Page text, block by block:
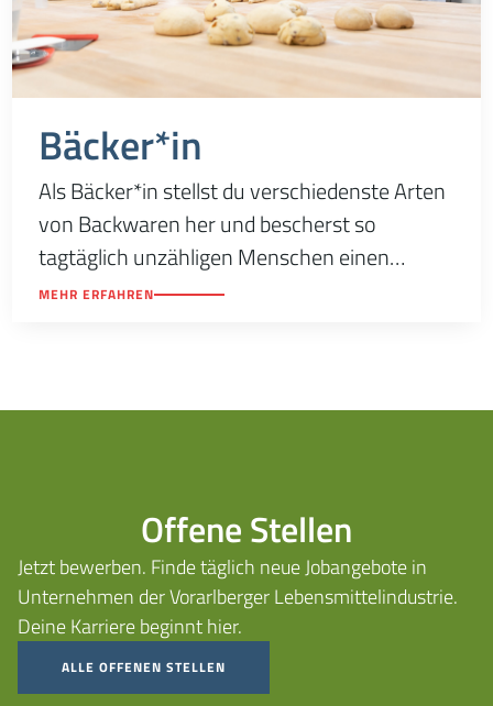
Bäcker*in
Als Bäcker*in stellst du verschiedenste Arten
von Backwaren her und bescherst so
tagtäglich unzähligen Menschen einen
leckeren Frühstückstisch. Dazu gehört nicht
MEHR ERFAHREN
Offene Stellen
Jetzt bewerben. Finde täglich neue Jobangebote in
Unternehmen der Vorarlberger Lebensmittelindustrie.
Deine Karriere beginnt hier.
ALLE OFFENEN STELLEN